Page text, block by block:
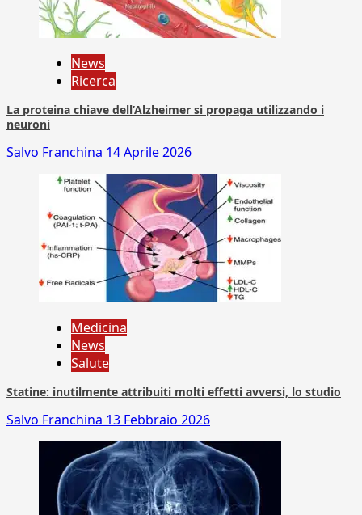
News
Ricerca
La proteina chiave dell’Alzheimer si propaga utilizzando i
neuroni
Salvo Franchina 14 Aprile 2026
Medicina
News
Salute
Statine: inutilmente attribuiti molti effetti avversi, lo studio
Salvo Franchina 13 Febbraio 2026